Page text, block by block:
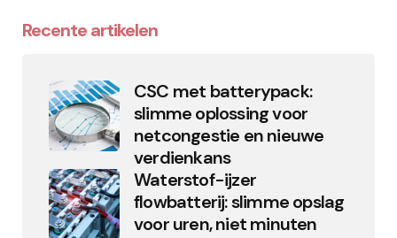
Recente artikelen
CSC met batterypack:
slimme oplossing voor
netcongestie en nieuwe
verdienkans
Waterstof-ijzer
flowbatterij: slimme opslag
voor uren, niet minuten